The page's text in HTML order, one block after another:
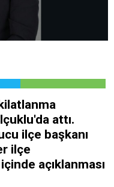
attı.
ilçe başkanı
ilçe
açıklanması